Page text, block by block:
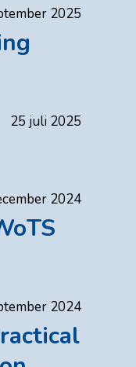
2025
25 juli 2025
2024
2024